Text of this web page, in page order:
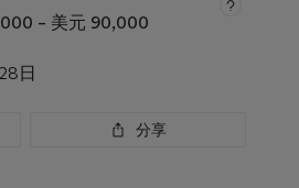
– 美元 90,000
日
分享